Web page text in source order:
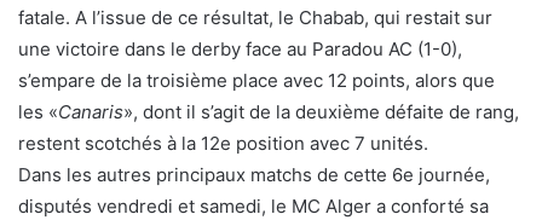
fatale. A l’issue de ce résultat, le Chabab, qui restait sur
une victoire dans le derby face au Paradou AC (1-0),
s’empare de la troisième place avec 12 points, alors que
les «Canaris», dont il s’agit de la deuxième défaite de rang,
restent scotchés à la 12e position avec 7 unités.
Dans les autres principaux matchs de cette 6e journée,
disputés vendredi et samedi, le MC Alger a conforté sa